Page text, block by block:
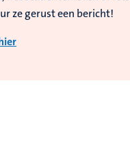
ze gerust een bericht!